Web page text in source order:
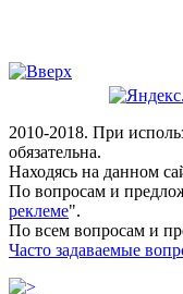
2010-2018. При
обязательна.
Находясь на данном
По вопросам и
реклеме".
По всем вопросам и
Часто задаваемые